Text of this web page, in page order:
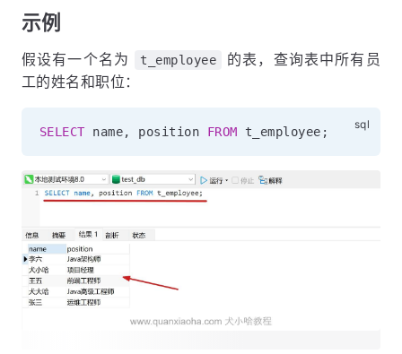
示例
假设有一个名为 t_employee
的表，查询表中所有员
工的姓名和职位：
SELECT name, position FROM t_employee ;